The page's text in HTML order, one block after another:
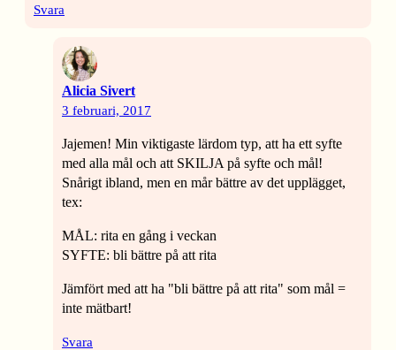
Svara
Alicia Sivert
3 februari, 2017
Jajemen! Min viktigaste lärdom typ, att ha ett syfte
med alla mål och att SKILJA på syfte och mål!
Snårigt ibland, men en mår bättre av det upplägget,
tex:
MÅL: rita en gång i veckan
SYFTE: bli bättre på att rita
Jämfört med att ha "bli bättre på att rita" som mål =
inte mätbart!
Svara